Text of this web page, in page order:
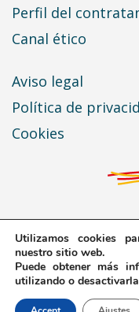
Perfil del
Canal ético
Aviso legal
Política de
Cookies
© 2026 Expo
Utilizamos cookies
nuestro sitio web.
Puede obtener más
utilizando o